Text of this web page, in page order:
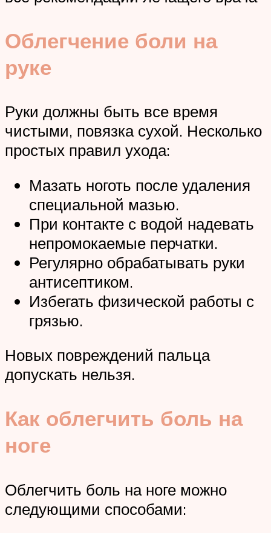
Облегчение боли на
руке
Руки должны быть все время
чистыми, повязка сухой. Несколько
простых правил ухода:
Мазать ноготь после удаления
специальной мазью.
При контакте с водой надевать
непромокаемые перчатки.
Регулярно обрабатывать руки
антисептиком.
Избегать физической работы с
грязью.
Новых повреждений пальца
допускать нельзя.
Как облегчить боль на
ноге
Облегчить боль на ноге можно
следующими способами: